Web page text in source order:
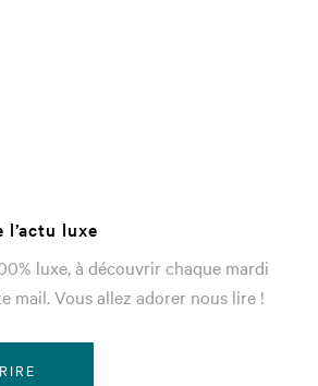
l’actu luxe
luxe, à découvrir chaque mardi
mail. Vous allez adorer nous lire !